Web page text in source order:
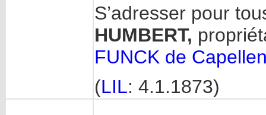
S’adresser pour
HUMBERT,
FUNCK de
(LIL: 4.1.1873)